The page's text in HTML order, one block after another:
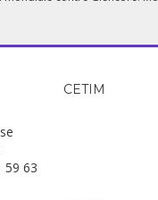
CETIM
59 63